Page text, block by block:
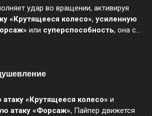
удар во вращении, активируя
«Крутящееся колесо», усиленную
или суперспособность, она с
ещё 1 уровень
утро выдалось тихим и безмятежным.
Надо давать себе передышку, а то
можно».
атаку «Крутящееся колесо» и
атаку «Форсаж», Пайпер движется